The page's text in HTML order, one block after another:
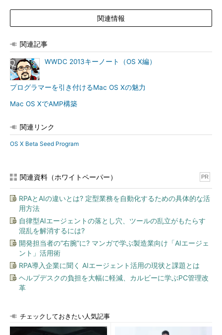
関連情報
関連記事
WWDC 2013キーノート（OS X編）
プログラマーを引き付けるMac OS Xの魅力
Mac OS XでAMP構築
関連リンク
OS X Beta Seed Program
関連資料（ホワイトペーパー） PR
RPAとAIの違いとは? 定型業務を自動化するための具体的な活
用方法
自律型AIエージェントの落とし穴、ツールの乱立がもたらす
混乱を解消するには?
開発担当者の“右腕”に? マンガで学ぶ製造業向け「AIエージェ
ント」活用術
RPA導入企業に聞く AIエージェント活用の現状と課題とは
ヘルプデスクの負担を大幅に軽減、カルビーに学ぶPC管理改
革
チェックしておきたい人気記事